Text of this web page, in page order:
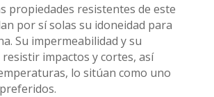
propiedades resistentes de este
por sí solas su idoneidad para
Su impermeabilidad y su
resistir impactos y cortes, así
lo sitúan como uno